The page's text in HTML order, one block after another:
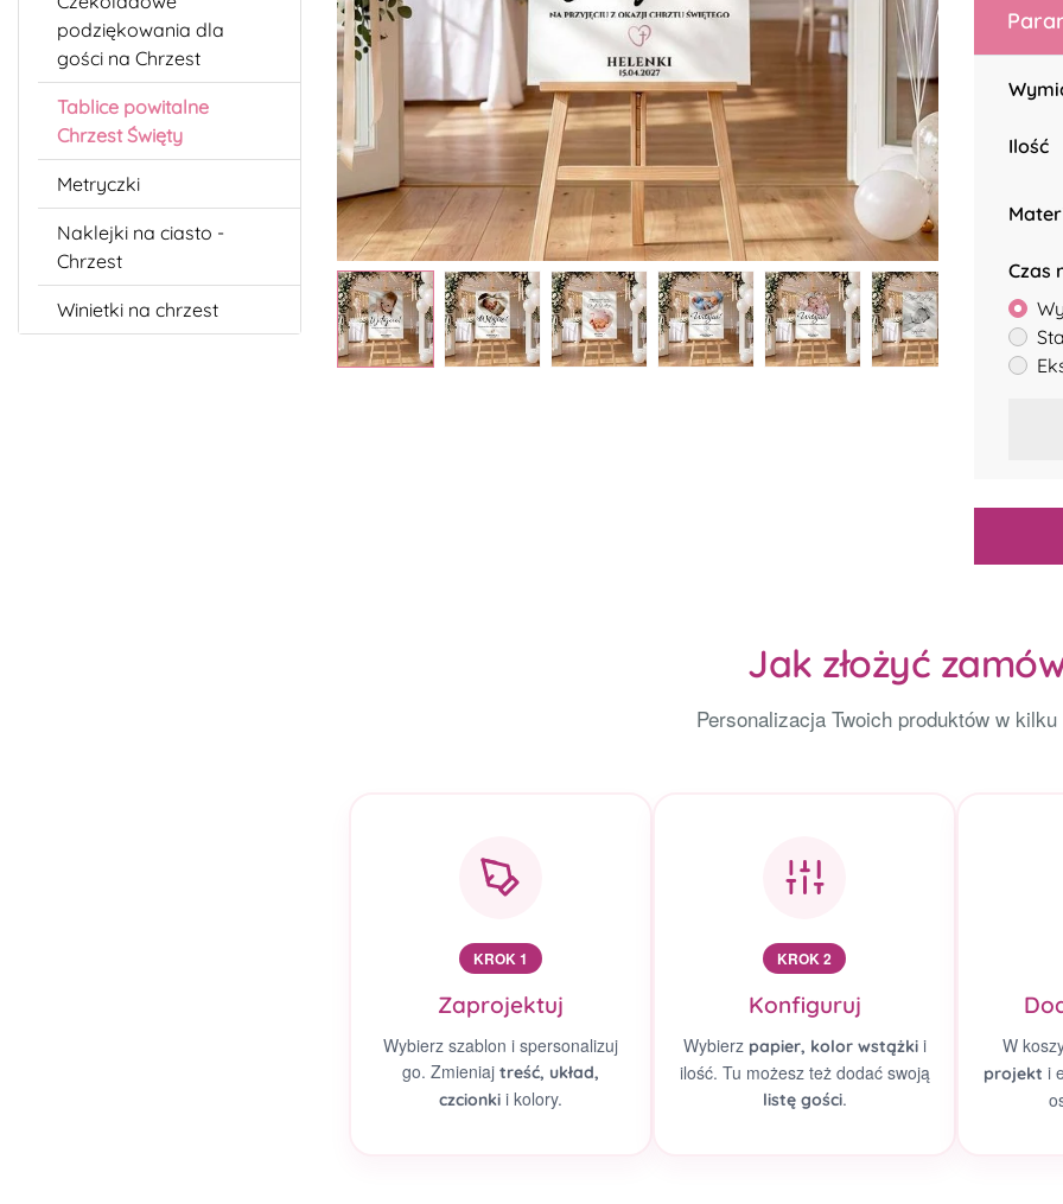
podziękowania dla
gości na Chrzest
Tablice powitalne
Chrzest Święty
Metryczki
Naklejki na ciasto -
Chrzest
Winietki na chrzest
Ilość
Czas
Jak złożyć
Personalizacja Twoich produktów w
KROK 1
Zaprojektuj
Wybierz szablon i spersonalizuj
go. Zmieniaj treść, układ,
czcionkii kolory.
KROK 2
Konfiguruj
Wybierz papier, kolor wstążkii
ilość. Tu możesz też dodać swoją
listę gości.
W
projekt i